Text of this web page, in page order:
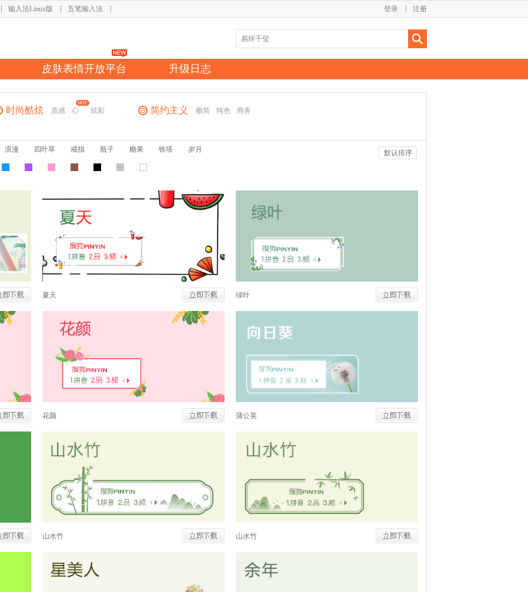
输入法Linux版 五笔输入法 注册
登录
皮肤表情开放平台 升级日志
时尚酷炫 质感 心 炫彩 简约主义 极简 纯色 商务
浪漫 四叶草 戒指 瓶子 糖果 铁塔 岁月
默认排序
夏天 绿叶
花颜 蒲公英
山水竹 山水竹